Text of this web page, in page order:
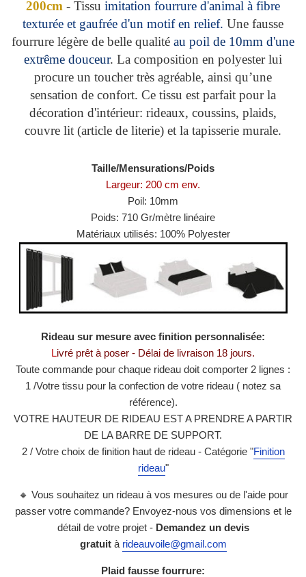
200cm - Tissu imitation fourrure d'animal à fibre
texturée et gaufrée d'un motif en relief. Une fausse
fourrure légère de belle qualité au poil de 10mm d'une
extrême douceur. La composition en polyester lui
procure un toucher très agréable, ainsi qu’une
sensation de confort. Ce tissu est parfait pour la
décoration d'intérieur: rideaux, coussins, plaids,
couvre lit (article de literie) et la tapisserie murale.
Taille/Mensurations/Poids
Largeur: 200 cm env.
Poil: 10mm
Poids: 710 Gr/mètre linéaire
Matériaux utilisés: 100% Polyester
Rideau sur mesure avec finition personnalisée:
Livré prêt à poser - Délai de livraison 18 jours.
Toute commande pour chaque rideau doit comporter 2 lignes :
1 /Votre tissu pour la confection de votre rideau ( notez sa
référence).
VOTRE HAUTEUR DE RIDEAU EST A PRENDRE A PARTIR
DE LA BARRE DE SUPPORT.
2 / Votre choix de finition haut de rideau - Catégorie "Finition
rideau"
🔸 Vous souhaitez un rideau à vos mesures ou de l'aide pour
passer votre commande? Envoyez-nous vos dimensions et le
détail de votre projet - Demandez un devis
gratuit à rideauvoile@gmail.com
Plaid fausse fourrure: